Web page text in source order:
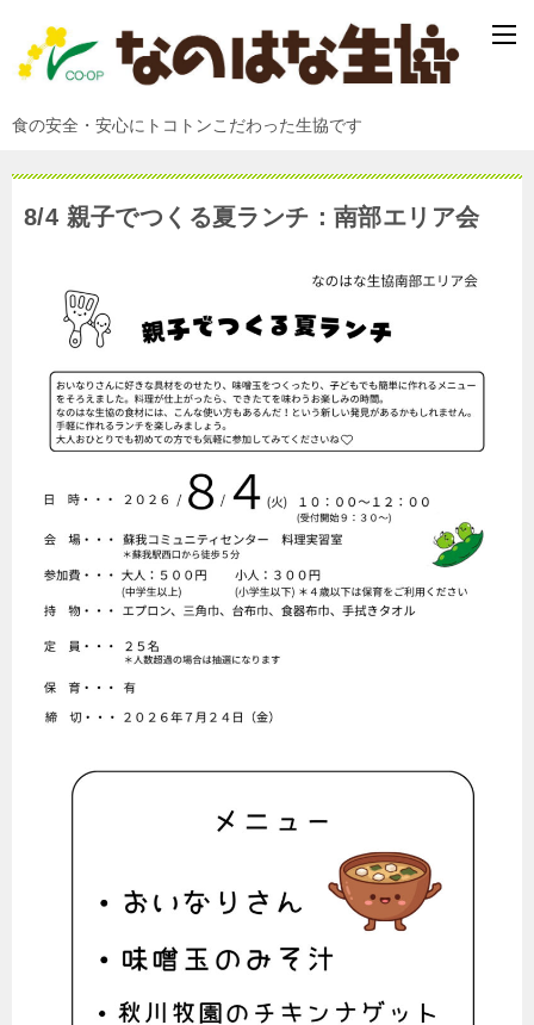
食の安全・安心にトコトンこだわった生協です
8/4 親子でつくる夏ランチ：南部エリア会